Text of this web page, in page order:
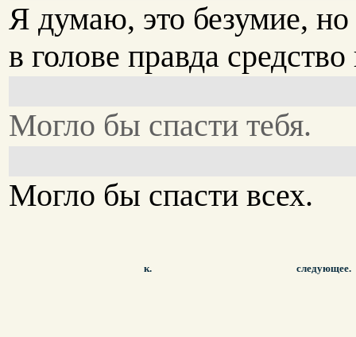
Я думаю, это безумие,
в голове правда
Могло бы спасти тебя.
Могло бы спасти всех.
к. следующее.